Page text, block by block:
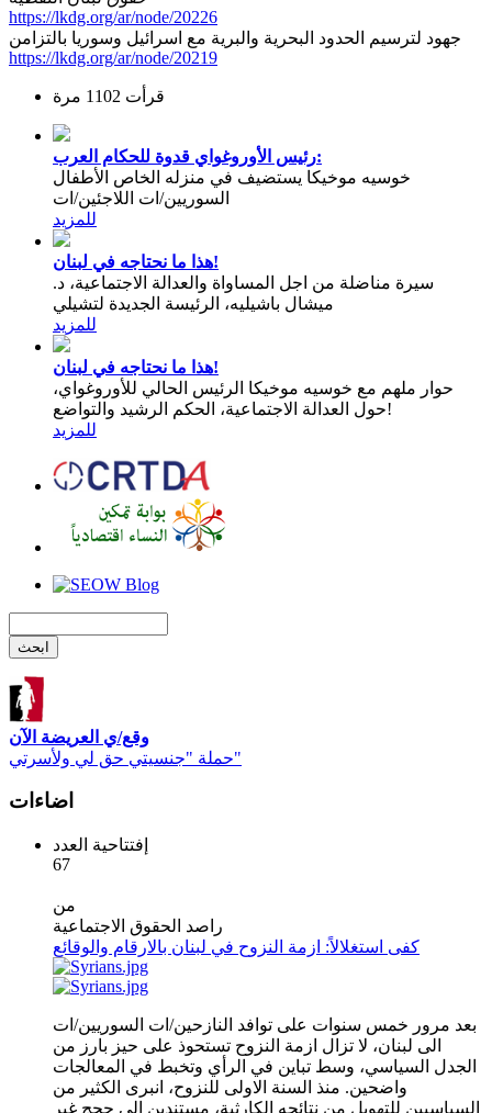
https://lkdg.org/ar/node/20226
جهود لترسيم الحدود البحرية والبرية مع اسرائيل وسوريا بالتزامن
https://lkdg.org/ar/node/20219
قرأت 1102 مرة
رئيس الأوروغواي قدوة للحكام العرب:
خوسيه موخيكا يستضيف في منزله الخاص الأطفال
السوريين/ات اللاجئين/ات
للمزيد
هذا ما نحتاجه في لبنان!
سيرة مناضلة من اجل المساواة والعدالة الاجتماعية، د.
ميشال باشيليه، الرئيسة الجديدة لتشيلي
للمزيد
هذا ما نحتاجه في لبنان!
حوار ملهم مع خوسيه موخيكا الرئيس الحالي للأوروغواي،
حول العدالة الاجتماعية، الحكم الرشيد والتواضع!
للمزيد
وقع/ي العريضة الآن
حملة "جنسيتي حق لي ولأسرتي"
اضاءات
إفتتاحية العدد
67
من
راصد الحقوق الاجتماعية
كفى استغلالاً: ازمة النزوح في لبنان بالارقام والوقائع
بعد مرور خمس سنوات على توافد النازحين/ات السوريين/ات
الى لبنان، لا تزال ازمة النزوح تستحوذ على حيز بارز من
الجدل السياسي، وسط تباين في الرأي وتخبط في المعالجات
واضحين. منذ السنة الاولى للنزوح، انبرى الكثير من
السياسيين للتهويل من نتائجه الكارثية، مستندين الى حجج غير